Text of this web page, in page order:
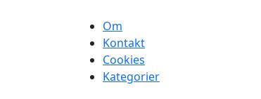
Om
Kontakt
Cookies
Kategorier